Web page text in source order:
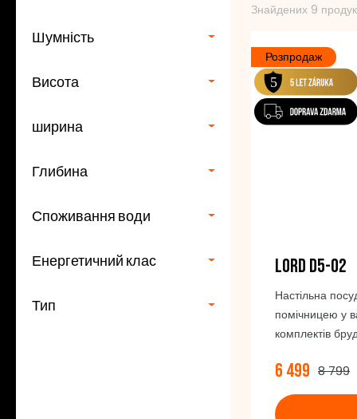
Шумність
Висота
ширина
Глибина
Споживання води
Енергетичний клас
Тип
основні
Знайдених 9
Розпродаж
LORD D5-02
Настільна
помічницею у
комплектів
6 499 8 799